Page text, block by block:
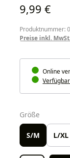
Regulärer
9,99 €
Produktnummer:
Preise inkl.
Online
Größe
S/M L/XL